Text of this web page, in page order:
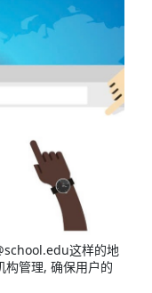
这样的地
构管理, 确保用户的